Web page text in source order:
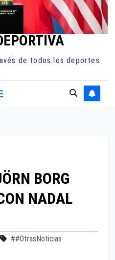
de todos los deportes
BORG
NADAL
##OtrasNoticias